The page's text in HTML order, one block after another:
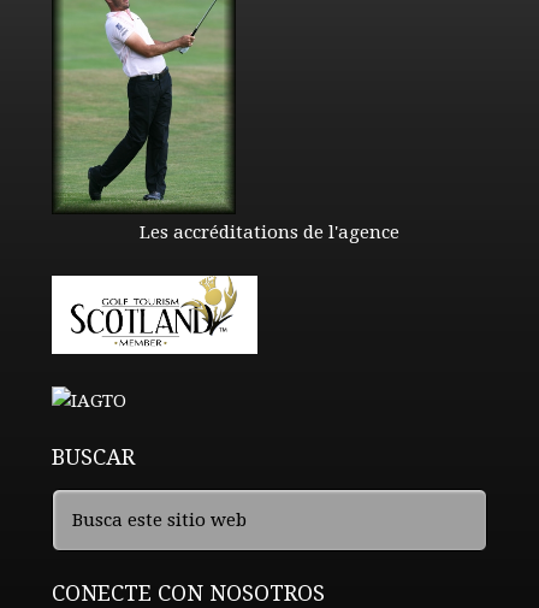
Les accréditations de l'agence
BUSCAR
CONECTE CON NOSOTROS